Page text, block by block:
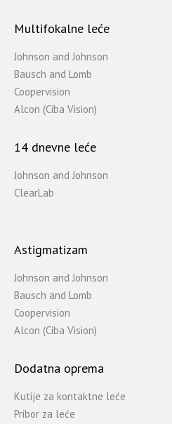
Multifokalne leće
Johnson and Johnson
Bausch and Lomb
Coopervision
Alcon (Ciba Vision)
14 dnevne leće
Johnson and Johnson
ClearLab
Astigmatizam
Johnson and Johnson
Bausch and Lomb
Coopervision
Alcon (Ciba Vision)
Dodatna oprema
Kutije za kontaktne leće
Pribor za leće